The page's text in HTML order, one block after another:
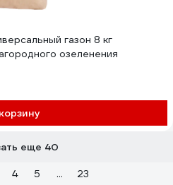
газон 8 кг
озеленения
еще 40
4 5 ...
23